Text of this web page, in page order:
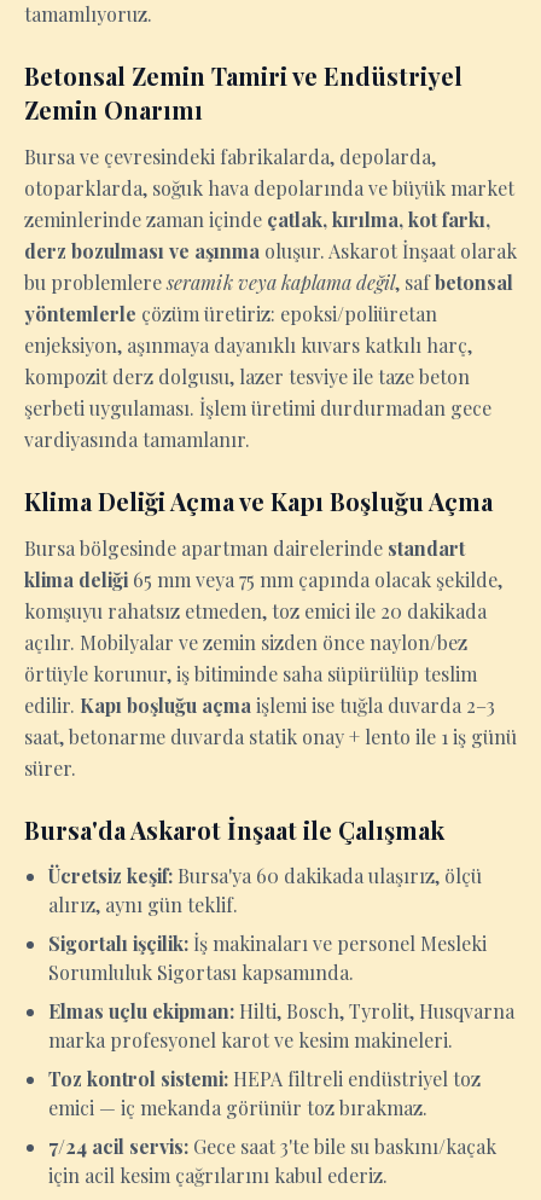
tamamlıyoruz.
Betonsal Zemin Tamiri ve Endüstriyel
Zemin Onarımı
Bursa ve çevresindeki fabrikalarda, depolarda,
otoparklarda, soğuk hava depolarında ve büyük market
zeminlerinde zaman içinde çatlak, kırılma, kot farkı,
derz bozulması ve aşınma oluşur. Askarot İnşaat olarak
bu problemlereseramik veya kaplama değil, safbetonsal
yöntemlerle çözüm üretiriz: epoksi/poliüretan
enjeksiyon, aşınmaya dayanıklı kuvars katkılı harç,
kompozit derz dolgusu, lazer tesviye ile taze beton
şerbeti uygulaması. İşlem üretimi durdurmadan gece
vardiyasında tamamlanır.
Klima Deliği Açma ve Kapı Boşluğu Açma
Bursa bölgesinde apartman dairelerinde standart
klima deliği 65 mm veya 75 mm çapında olacak şekilde,
komşuyu rahatsız etmeden, toz emici ile 20 dakikada
açılır. Mobilyalar ve zemin sizden önce naylon/bez
örtüyle korunur, iş bitiminde saha süpürülüp teslim
edilir. Kapı boşluğu açma işlemi ise tuğla duvarda 2–3
saat, betonarme duvarda statik onay + lento ile 1 iş günü
sürer.
Bursa'da Askarot İnşaat ile Çalışmak
Ücretsiz keşif: Bursa'ya 60 dakikada ulaşırız, ölçü
alırız, aynı gün teklif.
Sigortalı işçilik: İş makinaları ve personel Mesleki
Sorumluluk Sigortası kapsamında.
Elmas uçlu ekipman: Hilti, Bosch, Tyrolit, Husqvarna
marka profesyonel karot ve kesim makineleri.
Toz kontrol sistemi: HEPA filtreli endüstriyel toz
emici — iç mekanda görünür toz bırakmaz.
7/24 acil servis: Gece saat 3'te bile su baskını/kaçak
için acil kesim çağrılarını kabul ederiz.